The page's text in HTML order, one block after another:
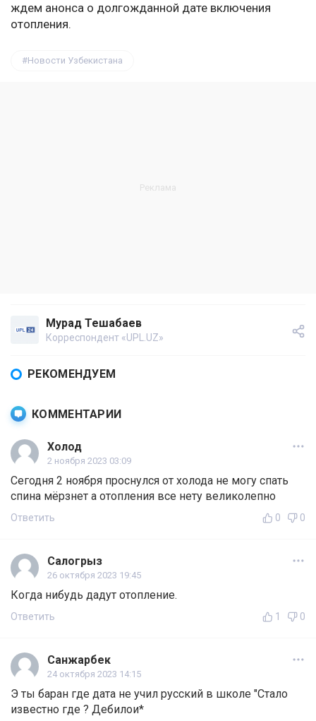
ждем анонса о долгожданной дате включения
отопления.
Новости Узбекистана
Мурад Тешабаев
Корреспондент «UPL.UZ»
РЕКОМЕНДУЕМ
КОММЕНТАРИИ
Холод
2 ноября 2023 03:09
Сегодня 2 ноября проснулся от холода не могу спать
спина мёрзнет а отопления все нету великолепно
Ответить 0 0
Салогрыз
26 октября 2023 19:45
Когда нибудь дадут отопление.
Ответить 1 0
Санжарбек
24 октября 2023 14:15
Э ты баран где дата не учил русский в школе "Стало
известно где ? Дебилои*